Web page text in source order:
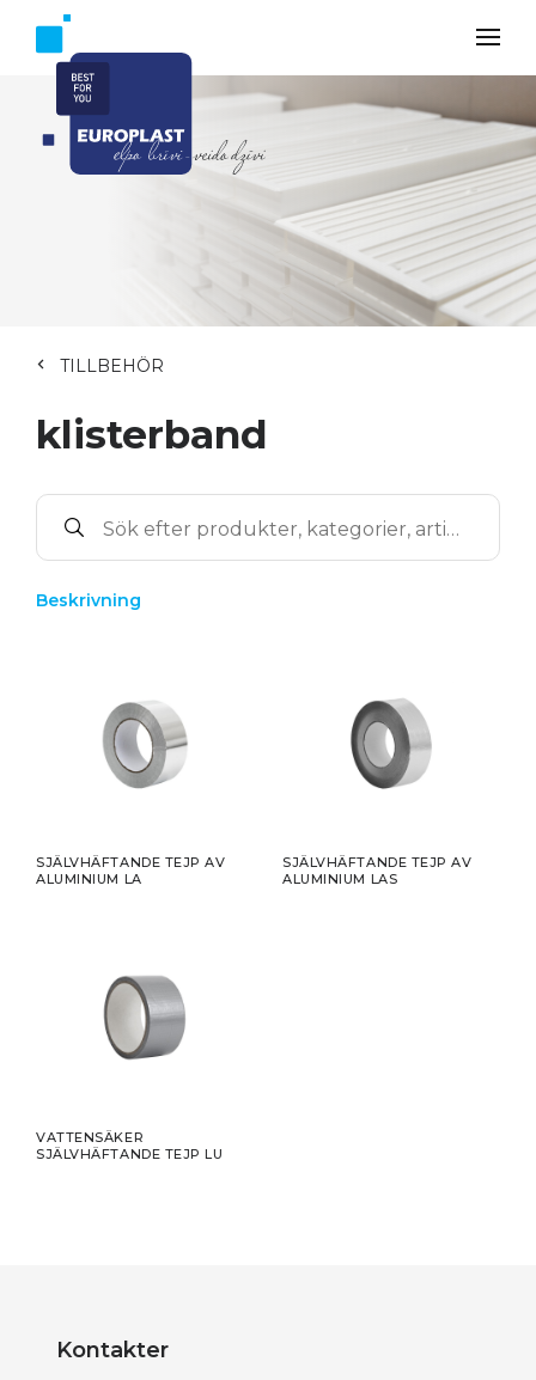
TILLBEHÖR
klisterband
Beskrivning
SJÄLVHÄFTANDE TEJP AV
ALUMINIUM LA
SJÄLVHÄFTANDE TEJP AV
ALUMINIUM LAS
VATTENSÄKER
SJÄLVHÄFTANDE TEJP LU
Kontakter